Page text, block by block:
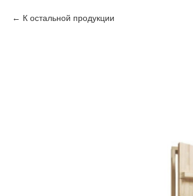
К остальной продукции